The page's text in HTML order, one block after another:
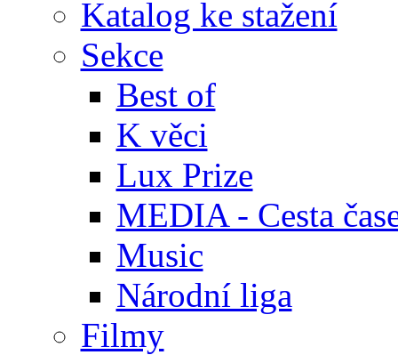
Katalog ke stažení
Sekce
Best of
K věci
Lux Prize
MEDIA - Cesta
Music
Národní liga
Filmy